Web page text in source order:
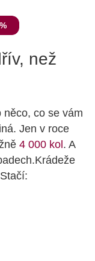
než
něco, co se vám
Jen v roce
4 000 kol . A